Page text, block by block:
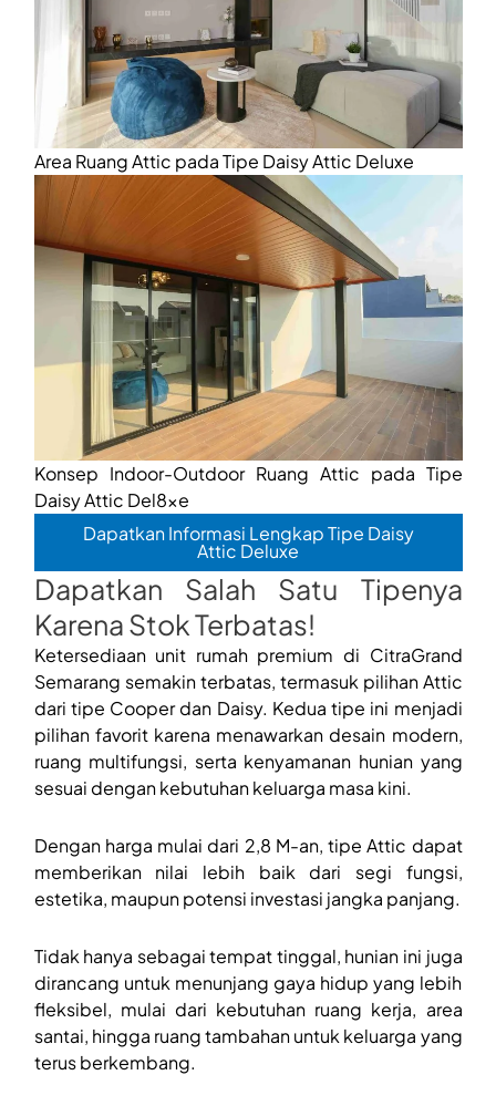
Area Ruang Attic pada Tipe Daisy Attic Deluxe
Konsep Indoor-Outdoor Ruang Attic pada Tipe
Daisy Attic Del8xe
Dapatkan Informasi Lengkap Tipe Daisy
Attic Deluxe
Dapatkan Salah Satu Tipenya
Karena Stok Terbatas!
Ketersediaan unit rumah premium di CitraGrand
Semarang semakin terbatas, termasuk pilihan Attic
dari tipe Cooper dan Daisy. Kedua tipe ini menjadi
pilihan favorit karena menawarkan desain modern,
ruang multifungsi, serta kenyamanan hunian yang
sesuai dengan kebutuhan keluarga masa kini.
Dengan harga mulai dari 2,8 M-an, tipe Attic dapat
memberikan nilai lebih baik dari segi fungsi,
estetika, maupun potensi investasi jangka panjang.
Tidak hanya sebagai tempat tinggal, hunian ini juga
dirancang untuk menunjang gaya hidup yang lebih
fleksibel, mulai dari kebutuhan ruang kerja, area
santai, hingga ruang tambahan untuk keluarga yang
terus berkembang.